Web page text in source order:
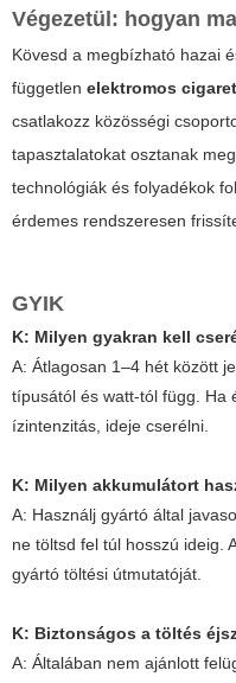
Végezetül: hogyan
Kövesd a megbízható hazai
független elektromos
csatlakozz közösségi
tapasztalatokat osztanak
technológiák és folyadékok
érdemes rendszeresen
GYIK
K: Milyen gyakran kell
A: Átlagosan 1–4 hét között
típusától és watt-tól függ. Ha
ízintenzitás, ideje cserélni.
K: Milyen akkumulátort
A: Használj gyártó által
ne töltsd fel túl hosszú ideig.
gyártó töltési útmutatóját.
K: Biztonságos a töltés
A: Általában nem ajánlott